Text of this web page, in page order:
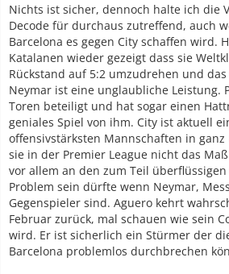
Nichts ist sicher, dennoch halte ich die
Decode für durchaus zutreffend, auch
Barcelona es gegen City schaffen wird.
Katalanen wieder gezeigt dass sie
Rückstand auf 5:2 umzudrehen und das
Neymar ist eine unglaubliche Leistung.
Toren beteiligt und hat sogar einen
geniales Spiel von ihm. City ist aktuell
offensivstärksten Mannschaften in
sie in der Premier League nicht das
vor allem an den zum Teil
Problem sein dürfte wenn Neymar,
Gegenspieler sind. Aguero kehrt
Februar zurück, mal schauen wie sein
wird. Er ist sicherlich ein Stürmer der
Barcelona problemlos durchbrechen